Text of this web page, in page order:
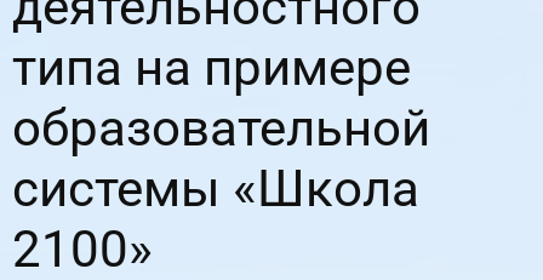
типа на примере
образовательной
системы «Школа
2100»